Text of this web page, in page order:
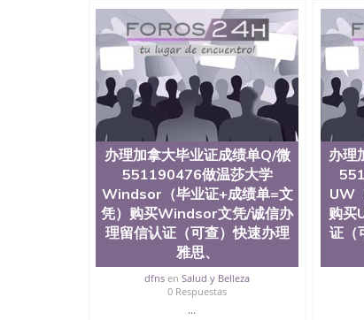
历、新西兰学历认证等q:551190476 微信
University）圣何塞州立大学毕业证（San
University）圣何塞州立大学成绩单（San
University）圣何塞州立大学成绩单（
State University）圣何塞州立大学（San
University）圣何塞州立大学（ San Jose
圣何塞州立大学文凭（San Jose State
圣何塞州立大学文凭（San Jose State
塞州立大学学历（San Jose State
大学学历（San Jose State University）圣
（San Jose State University）圣何塞州
State University）圣何塞州立大学学位证
State University）圣何塞州立大学学位证
University）圣何塞州立大学（San Jose
何塞州立大学（San Jose State University
立大学学位证（San Jose State
立大学结业证（San Jose State
立大学学位证（San Jose State
立大学学历证书（San Jose State
办理加拿大毕业证成绩单Q/微
551190476做温莎大学
Windsor（毕业证+成绩单=文
凭）购买Windsor文凭/诚信办
理留信认证（可查）快速办理
雅思、
dfns enSalud y Belleza
0 Respuestas
...
办理
UW
购买
证（